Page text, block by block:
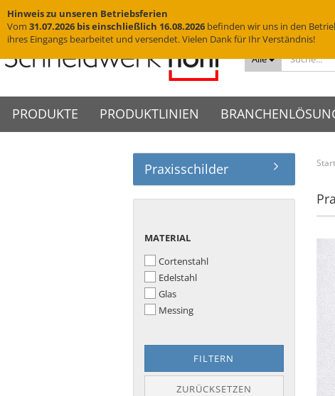
Alle
Hinweis zu unseren Betriebsferien
Vom 31.07.2026 bis einschließlich 16.08.2026 befinden wir uns in den
ihres Eingangs bearbeitet und versendet. Vielen Dank für Ihr Verständnis!
PRODUKTE
Wandschilder
Glasschilder
Edelstahlschilder
Messingschilder
Cortenstahlschilder
PRODUKTLINIEN
VIGO Wandschilder - Indoor
VIGO Deckenhänger
VIGO Fahnenschilder
VIGO Tischaufsteller
VIGO Zubehör
VINOX
VINOX
Praxisschilder
Praxisschilder
MATERIAL
MATERIAL
Cortenstahl
Edelstahl
Glas
Messing
FILTERN
ZURÜCKSETZEN